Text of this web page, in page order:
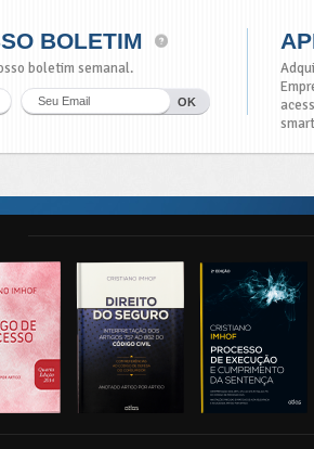
BOLETIM
boletim semanal.